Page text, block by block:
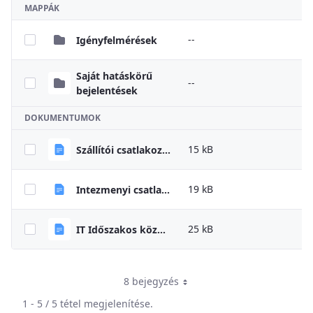
MAPPÁK
Igényfelmérések --
Saját hatáskörű
bejelentések
--
DOKUMENTUMOK
Szállítói csatlakozási nyilatkozat 15 kB
Intezmenyi csatlakozasi nyilatkozat uj sablon 2023 04 19 kB
IT Időszakos közbeszerzési díj nyilatkozat 25 kB
8 bejegyzés
1 - 5 / 5 tétel megjelenítése.